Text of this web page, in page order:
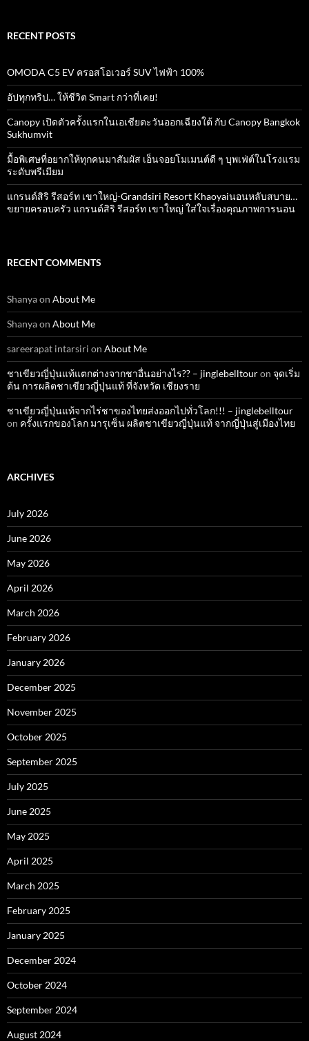
RECENT POSTS
OMODA C5 EV ครอสโอเวอร์ SUV ไฟฟ้า 100%
อัปทุกทริป… ให้ชีวิต Smart กว่าที่เคย!
Canopy เปิดตัวครั้งแรกในเอเชียตะวันออกเฉียงใต้ กับ Canopy Bangkok
Sukhumvit
มื้อพิเศษที่อยากให้ทุกคนมาสัมผัส เอ็นจอยโมเมนต์ดี ๆ บุพเฟ่ต์ในโรงแรม
ระดับพรีเมียม
แกรนด์สิริ​ รีสอร์ท​ เขาใหญ่​-Grandsiri​ Resort​ Khaoyaiนอนหลับสบาย…
ขยายครอบครัว แกรนด์สิริ รีสอร์ท เขาใหญ่ ใส่ใจเรื่องคุณภาพการนอน
RECENT COMMENTS
Shanyaon About Me
Shanyaon About Me
sareerapat intarsiri on About Me
ชาเขียวญี่ปุ่นแท้แตกต่างจากชาอื่นอย่างไร?? – jinglebelltouron จุดเริ่ม
ต้น การผลิตชาเขียวญี่ปุ่นแท้ ที่จังหวัด เชียงราย
ชาเขียวญี่ปุ่นแท้จากไร่ชาของไทยส่งออกไปทั่วโลก!!! – jinglebelltour
on ครั้งแรกของโลก มารุเซ็น ผลิตชาเขียวญี่ปุ่นแท้ จากญี่ปุ่นสู่เมืองไทย
ARCHIVES
July 2026
June 2026
May 2026
April 2026
March 2026
February 2026
January 2026
December 2025
November 2025
October 2025
September 2025
July 2025
June 2025
May 2025
April 2025
March 2025
February 2025
January 2025
December 2024
October 2024
September 2024
August 2024